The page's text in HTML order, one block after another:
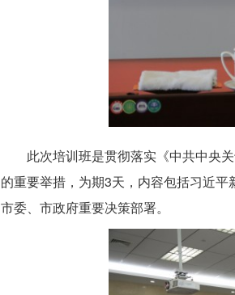
此次培训班是贯彻落实《中共中央
的重要举措，为期3天，内容包括习近
市委、市政府重要决策部署。